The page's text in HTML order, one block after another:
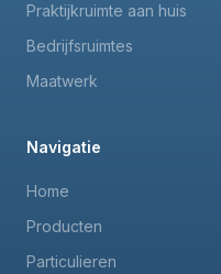
Praktijkruimte aan huis
Bedrijfsruimtes
Maatwerk
Navigatie
Home
Producten
Particulieren